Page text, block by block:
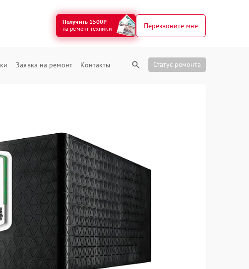
Получить 1500₽
на ремонт техники
Перезвоните мне
Заявка на ремонт Контакты Статус ремонта